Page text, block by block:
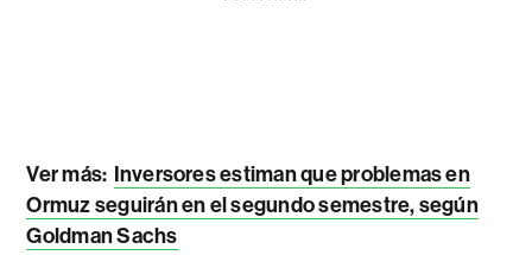
Ver más: Inversores estiman que problemas en
Ormuz seguirán en el segundo semestre, según
Goldman Sachs